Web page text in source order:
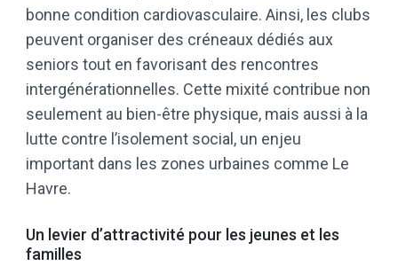
bonne condition cardiovasculaire. Ainsi, les clubs
peuvent organiser des créneaux dédiés aux
seniors tout en favorisant des rencontres
intergénérationnelles. Cette mixité contribue non
seulement au bien-être physique, mais aussi à la
lutte contre l’isolement social, un enjeu
important dans les zones urbaines comme Le
Havre.
Un levier d’attractivité pour les jeunes et les
familles